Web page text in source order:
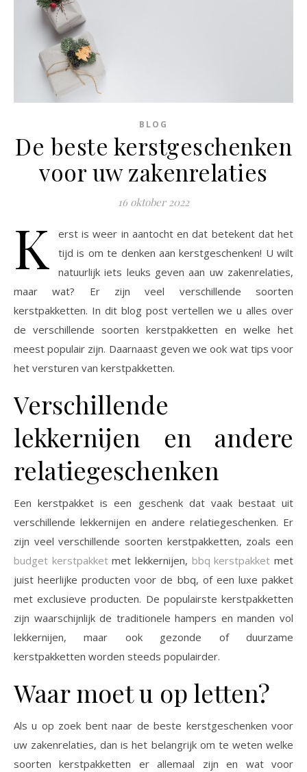
BLOG
De beste kerstgeschenken
voor uw zakenrelaties
16 oktober 2022
K
erst is weer in aantocht en dat betekent dat het
tijd is om te denken aan kerstgeschenken! U wilt
natuurlijk iets leuks geven aan uw zakenrelaties,
maar wat? Er zijn veel verschillende soorten
kerstpakketten. In dit blog post vertellen we u alles over
de verschillende soorten kerstpakketten en welke het
meest populair zijn. Daarnaast geven we ook wat tips voor
het versturen van kerstpakketten.
Verschillende
lekkernijen en andere
relatiegeschenken
Een kerstpakket is een geschenk dat vaak bestaat uit
verschillende lekkernijen en andere relatiegeschenken. Er
zijn veel verschillende soorten kerstpakketten, zoals een
budget kerstpakketmet lekkernijen, bbq kerstpakket met
juist heerlijke producten voor de bbq, of een luxe pakket
met exclusieve producten. De populairste kerstpakketten
zijn waarschijnlijk de traditionele hampers en manden vol
lekkernijen, maar ook gezonde of duurzame
kerstpakketten worden steeds populairder.
Waar moet u op letten?
Als u op zoek bent naar de beste kerstgeschenken voor
uw zakenrelaties, dan is het belangrijk om te weten welke
soorten kerstpakketten er allemaal zijn en wat voor